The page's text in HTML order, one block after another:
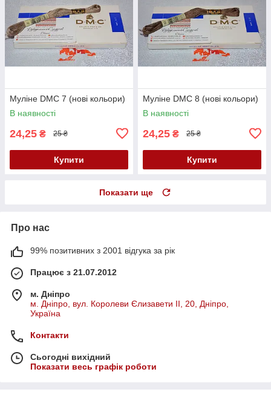
Муліне DMC 7 (нові кольори)
В наявності
24,25 ₴ 25 ₴
Купити
Муліне DMC 8 (нові кольори)
В наявності
24,25 ₴ 25 ₴
Купити
Показати ще
Про нас
99% позитивних з 2001 відгука за рік
Працює з 21.07.2012
м. Дніпро
м. Дніпро, вул. Королеви Єлизавети ІІ, 20, Дніпро,
Україна
Контакти
Сьогодні вихідний
Показати весь графік роботи